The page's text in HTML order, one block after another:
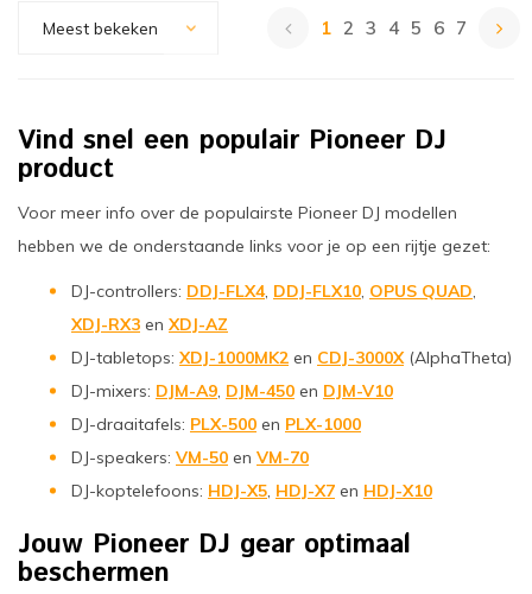
Meest bekeken 1 2 3 4 5 6 7
Vind snel een populair Pioneer DJ
product
Voor meer info over de populairste Pioneer DJ modellen
hebben we de onderstaande links voor je op een rijtje gezet:
DJ-controllers: DDJ-FLX4, DDJ-FLX10, OPUS QUAD,
XDJ-RX3 en XDJ-AZ
DJ-tabletops: XDJ-1000MK2 en CDJ-3000X(AlphaTheta)
DJ-mixers: DJM-A9, DJM-450 en DJM-V10
DJ-draaitafels: PLX-500 en PLX-1000
DJ-speakers: VM-50 en VM-70
DJ-koptelefoons: HDJ-X5, HDJ-X7 en HDJ-X10
Jouw Pioneer DJ gear optimaal
beschermen